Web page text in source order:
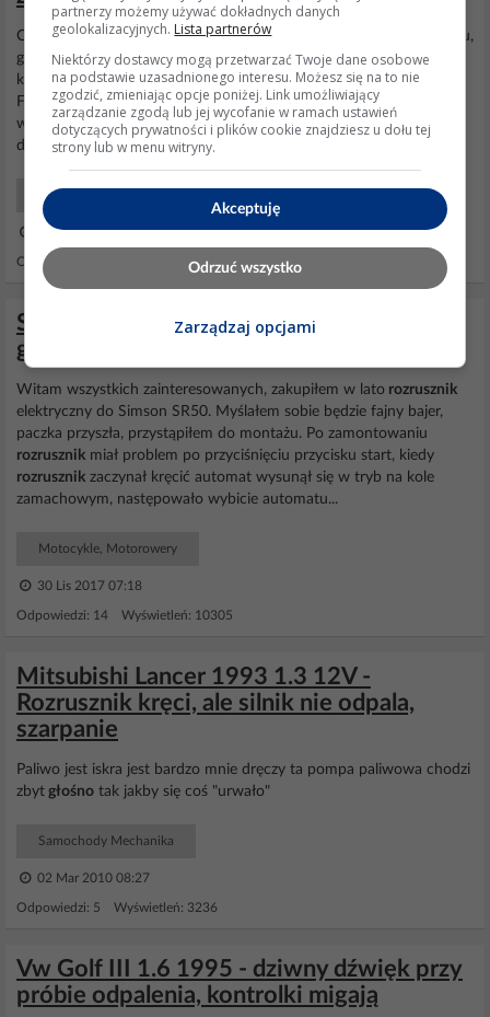
Coś Ci powiem. Płaczesz jak Ci zdesperowani co nie znają warsztatu,
gdzie potrafią to zrobić. Czego raz działa raz nie. Bo tranzystor na
klej z jutuba w rękach lamera to śmiech na sali. Cały problem we
Fordzie tkwi w immo na pompie. Nie dysponując możliwością
wymiany ECU pozostaje ratować stary, bo używka generuje
dodatkowe koszta aktualizacji softu....
Samochody Początkujący
01 Sty 2016 04:36
Odpowiedzi: 46 Wyświetleń: 9696
Simson SR50 - rozrusznik elektryczny 3
generacji.
Witam wszystkich zainteresowanych, zakupiłem w lato rozrusznik
elektryczny do Simson SR50. Myślałem sobie będzie fajny bajer,
paczka przyszła, przystąpiłem do montażu. Po zamontowaniu
rozrusznik miał problem po przyciśnięciu przycisku start, kiedy
rozrusznik zaczynał kręcić automat wysunął się w tryb na kole
zamachowym, następowało wybicie automatu...
Motocykle, Motorowery
30 Lis 2017 07:18
Odpowiedzi: 14 Wyświetleń: 10305
Mitsubishi Lancer 1993 1.3 12V -
Rozrusznik kręci, ale silnik nie odpala,
szarpanie
Paliwo jest iskra jest bardzo mnie dręczy ta pompa paliwowa chodzi
zbyt głośno tak jakby się coś "urwało"
Samochody Mechanika
02 Mar 2010 08:27
Odpowiedzi: 5 Wyświetleń: 3236
Vw Golf III 1.6 1995 - dziwny dźwięk przy
próbie odpalenia, kontrolki migają
partnerzy możemy używać dokładnych danych
geolokalizacyjnych. Lista partnerów
Niektórzy dostawcy mogą przetwarzać Twoje dane osobowe
na podstawie uzasadnionego interesu. Możesz się na to nie
zgodzić, zmieniając opcje poniżej. Link umożliwiający
zarządzanie zgodą lub jej wycofanie w ramach ustawień
dotyczących prywatności i plików cookie znajdziesz u dołu tej
strony lub w menu witryny.
Akceptuję
Odrzuć wszystko
Zarządzaj opcjami